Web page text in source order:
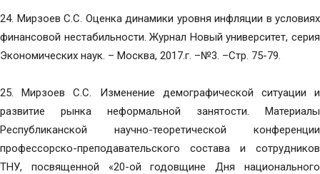
24. Мирзоев С.С. Оценка динамики уровня инфляции в условиях
финансовой нестабильности. Журнал Новый университет, серия
Экономических наук. – Москва, 2017.г. –№3. –Стр. 75-79.
25. Мирзоев С.С. Изменение демографической ситуации и
развитие рынка неформальной занятости. Материалы
Республиканской научно-теоретической конференции
профессорско-преподавательского состава и сотрудников
ТНУ, посвященной «20-ой годовщине Дня национального